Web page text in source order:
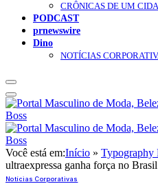
CRÔNICAS DE UM
PODCAST
prnewswire
Dino
NOTÍCIAS
Você está em:Início » Typography
ultraexpressa ganha força no Brasil
Notícias Corporativas